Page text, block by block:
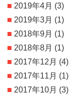
2019年4月 (3)
2019年3月 (1)
2018年9月 (1)
2018年8月 (1)
2017年12月 (4)
2017年11月 (1)
2017年10月 (3)